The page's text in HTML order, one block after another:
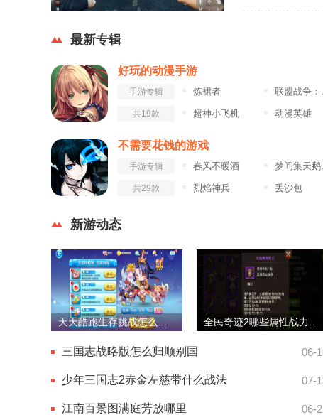
最新专辑
好玩的动漫手游
手游专辑 炼裙者 联盟战争：部落冲突
共19款 超神小飞机 动漫英雄
不需要花钱的游戏
手游专辑 春风不暖酒 梦间集天鹅座九游版
共29款 烈焰神兵 丢沙包
新游动态
天天酷跑生存挑战怎么过的
三国志战略版怎么归顺别国 06-
少年三国志2赤金左慈带什么战法 07-
江南百景图满庭芳放哪里 06-